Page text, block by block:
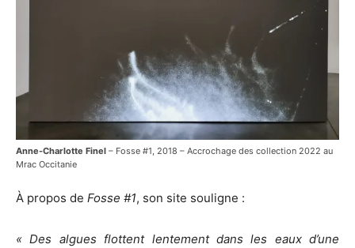
Anne-Charlotte Finel – Fosse #1, 2018 – Accrochage des collection 2022 au
Mrac Occitanie
À propos de Fosse #1, son site souligne :
« Des algues flottent lentement dans les eaux d’une